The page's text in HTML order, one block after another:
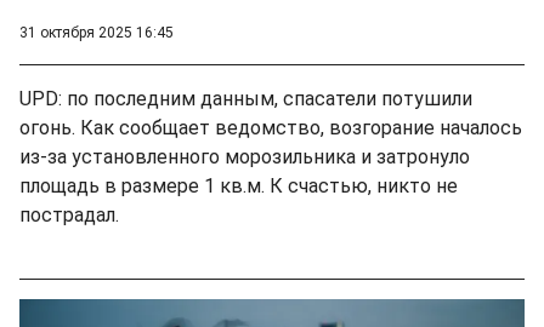
31 октября 2025 16:45
UPD: по последним данным, спасатели потушили
огонь. Как сообщает ведомство, возгорание началось
из-за установленного морозильника и затронуло
площадь в размере 1 кв.м. К счастью, никто не
пострадал.